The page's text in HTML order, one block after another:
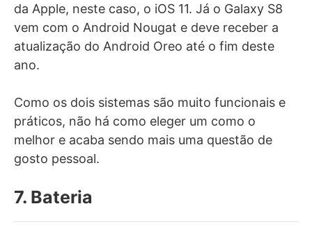
da Apple, neste caso, o iOS 11. Já o Galaxy S8
vem com o Android Nougat e deve receber a
atualização do Android Oreo até o fim deste
ano.
Como os dois sistemas são muito funcionais e
práticos, não há como eleger um como o
melhor e acaba sendo mais uma questão de
gosto pessoal.
7. Bateria